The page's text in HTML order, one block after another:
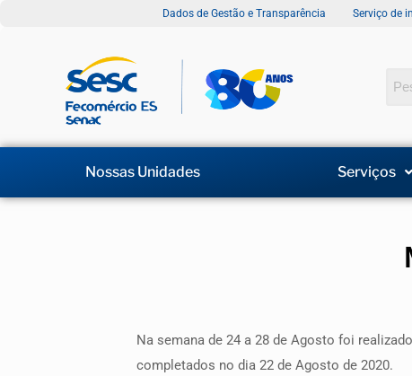
Dados de Gestão e Transparência Serviço de
Nossas Unidades Serviços
Na semana de 24 a 28 de Agosto foi
completados no dia 22 de Agosto de 2020.